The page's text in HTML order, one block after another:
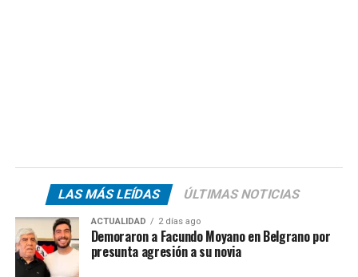
LAS MÁS LEÍDAS ÚLTIMAS NOTICIAS
ACTUALIDAD 2 días ago
Demoraron a Facundo Moyano en Belgrano por
presunta agresión a su novia